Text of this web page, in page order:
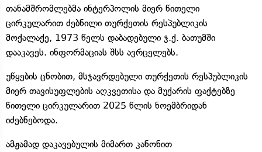
თანამშრომლებმა ინტერპოლის მიერ წითელი
ცირკულარით ძებნილი თურქეთის რესპუბლიკის
მოქალაქე, 1973 წელს დაბადებული ჯ.ქ. ბათუმში
დააკავეს. ინფორმაციას შსს ავრცელებს.
უწყების ცნობით, მსჯავრდებული თურქეთის რესპუბლიკის
მიერ თავისუფლების აღკვეთისა და მუქარის ფაქტებზე
წითელი ცირკულარით 2025 წლის ნოემბრიდან
იძებნებოდა.
ამჟამად დაკავებულის მიმართ კანონით